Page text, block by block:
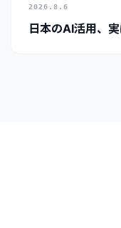
2026.8.6
日本のAI活用、